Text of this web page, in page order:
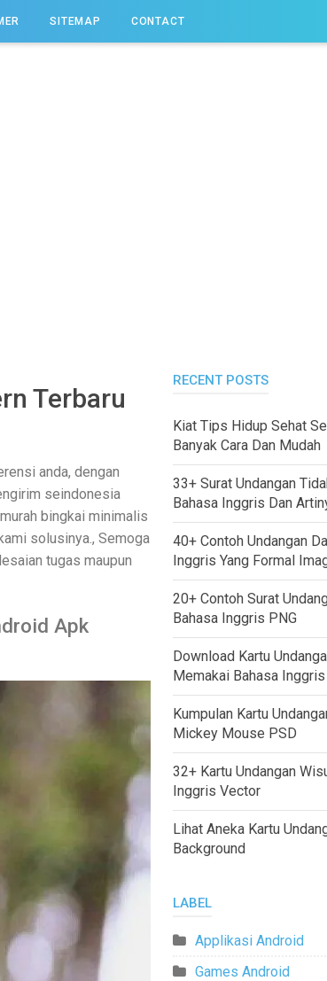
SITEMAP CONTACT
Terbaru
anda, dengan
seindonesia
bingkai minimalis
solusinya., Semoga
tugas maupun
Apk
RECENT POSTS
Kiat Tips Hidup Sehat
Banyak Cara Dan Mudah
33+ Surat Undangan
Bahasa Inggris Dan
40+ Contoh Undangan
Inggris Yang Formal
20+ Contoh Surat
Bahasa Inggris PNG
Download Kartu
Memakai Bahasa
Kumpulan Kartu
Mickey Mouse PSD
32+ Kartu Undangan
Inggris Vector
Lihat Aneka Kartu
Background
LABEL
Applikasi Android
Games Android